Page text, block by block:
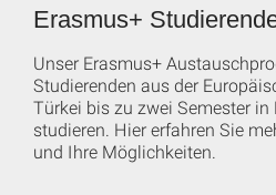
Erasmus+
Unser Erasmus+
Studierenden aus der
Türkei bis zu zwei Semester
studieren. Hier erfahren Sie
und Ihre Möglichkeiten.